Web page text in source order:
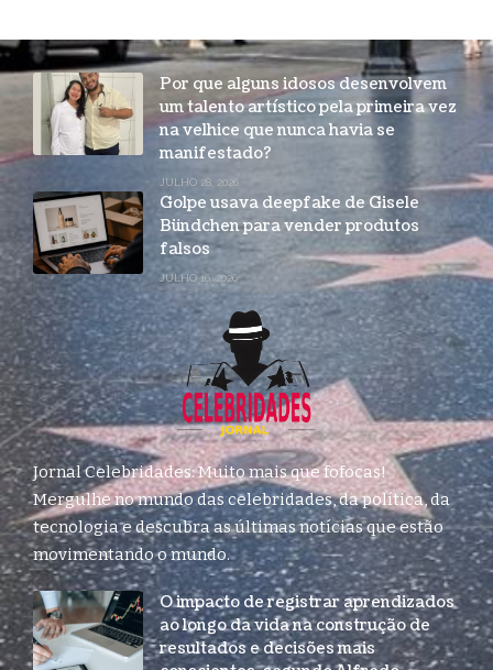
Por que alguns idosos desenvolvem
um talento artístico pela primeira vez
na velhice que nunca havia se
manifestado?
JULHO 28, 2026
Golpe usava deepfake de Gisele
Bündchen para vender produtos
falsos
JULHO 16, 2026
Jornal Celebridades: Muito mais que fofocas!
Mergulhe no mundo das celebridades, da política, da
tecnologia e descubra as últimas notícias que estão
movimentando o mundo.
O impacto de registrar aprendizados
ao longo da vida na construção de
resultados e decisões mais